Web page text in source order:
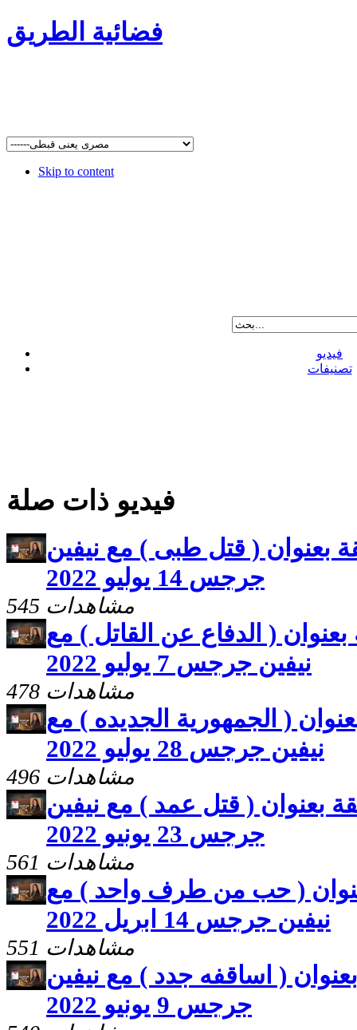
فضائية الطريق
Skip to content
فيديو
تصنيفات
فيديو ذات صلة
بعنوان ( قتل طبى ) مع نيفين
جرجس 14 يوليو 2022
545 مشاهدات
بعنوان ( الدفاع عن القاتل ) مع
نيفين جرجس 7 يوليو 2022
478 مشاهدات
( الجمهورية الجديده ) مع
نيفين جرجس 28 يوليو 2022
496 مشاهدات
بعنوان ( قتل عمد ) مع نيفين
جرجس 23 يونيو 2022
561 مشاهدات
بعنوان ( حب من طرف واحد ) مع
نيفين جرجس 14 ابريل 2022
551 مشاهدات
بعنوان ( اساقفه جدد ) مع نيفين
جرجس 9 يونيو 2022